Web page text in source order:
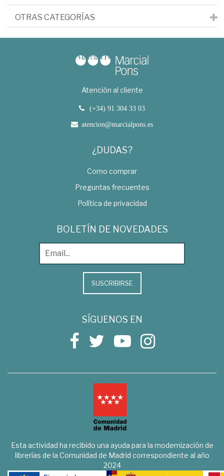
OTRAS CATEGORÍAS
Atención al cliente
(+34) 91 304 33 03
atencion@marcialpons.es
¿DUDAS?
Como comprar
Preguntas frecuentes
Política de privacidad
BOLETÍN DE NOVEDADES
SUSCRIBIRSE
SÍGUENOS EN
Esta actividad ha recibido una ayuda para la modernización de
librerías de la Comunidad de Madrid correspondiente al año
2024